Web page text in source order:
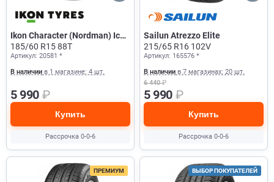
Ikon Character (Nordman) Ice
5185/60 R15 88T
Артикул: 20581 *
В наличии в 1 магазине: 4 шт.
5 990 ₽
Купить
Рассрочка 0-0-6
Sailun Atrezzo Elite
215/65 R16 102V
Артикул: 165576 *
В наличии в 7 магазинах: 20 шт.
6 440₽
5 990 ₽
Купить
Рассрочка 0-0-6
ПРЕМИУМ ВЫБОР ПОКУПАТЕЛЕЙ